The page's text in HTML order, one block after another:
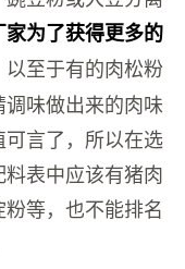
家为了获得更多的
以至于有的肉松粉
味做出来的肉味
言了，所以在选
表中应该有猪肉
等，也不能排名